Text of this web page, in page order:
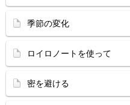
季節の変化
ロイロノートを使って
密を避ける